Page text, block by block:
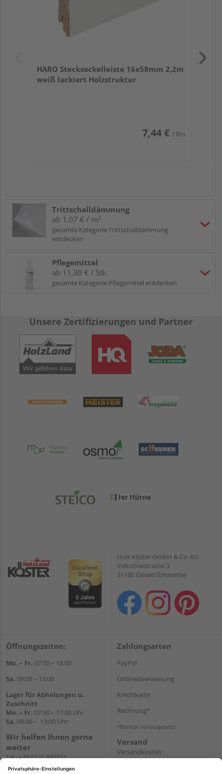
HARO Stecksockelleiste 16x58mm 2,2m
weiß lackiert Holzstruktur
7,44 € / lfm
Trittschalldämmung
ab 1,07 € / m²
gesamte Kategorie Trittschalldämmung
entdecken
Pflegemittel
ab 11,30 € / Stk.
gesamte Kategorie Pflegemittel entdecken
Unsere Zertifizierungen und Partner
Holz Köster GmbH & Co. KG
Industriestrasse 3
31180 Giesen/Emmerke
Öffnungszeiten:
Mo. – Fr. 07:00 – 18:00
Sa. 09:00 – 13:00
Lager für Abholungen u.
Zuschnitt
Mo. – Fr. 07:30 – 17:00 Uhr
Sa. 09:00 – 13:00 Uhr
Wir helfen Ihnen gerne
weiter
Tel.:+49 5121 930211
E-Mail:holzlandshop@holzland-
Zahlungsarten
PayPal
Onlineüberweisung
Kreditkarte
Rechnung*
*Bonität vorausgesetzt
Versand
Versandkosten